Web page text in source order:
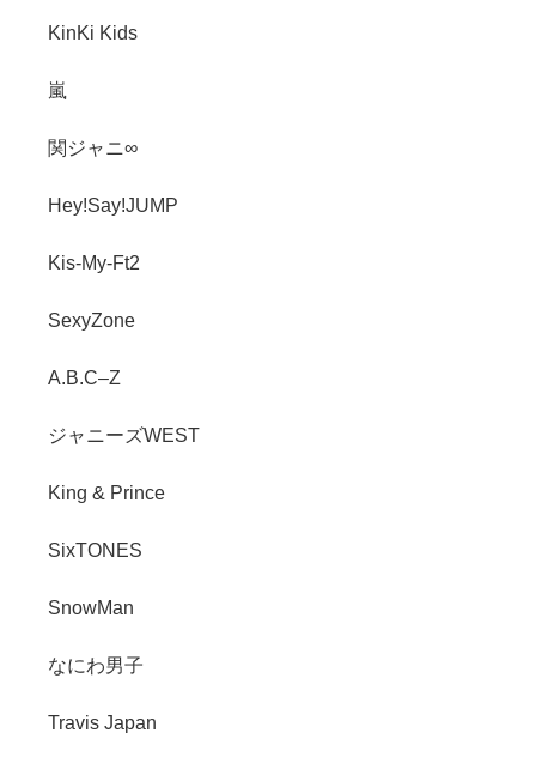
KinKi Kids
嵐
関ジャニ∞
Hey!Say!JUMP
Kis-My-Ft2
SexyZone
A.B.C–Z
ジャニーズWEST
King & Prince
SixTONES
SnowMan
なにわ男子
Travis Japan